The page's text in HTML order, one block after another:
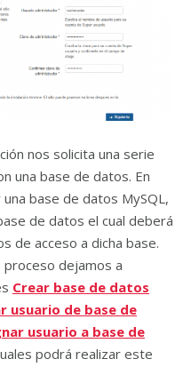
nos solicita una serie
una base de datos. En
base de datos MySQL,
de datos el cual deberá
de acceso a dicha base.
dejamos a
Crear base de datos
usuario de base de
usuario a base de
podrá realizar este